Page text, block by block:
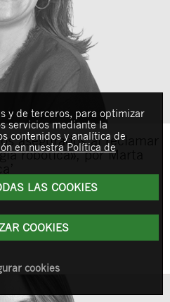
asegurados al reclamar
robótica», por Marta
y de terceros, para optimizar
servicios mediante la
contenidos y analítica de
en nuestra Política de
LAS COOKIES
COOKIES
cookies